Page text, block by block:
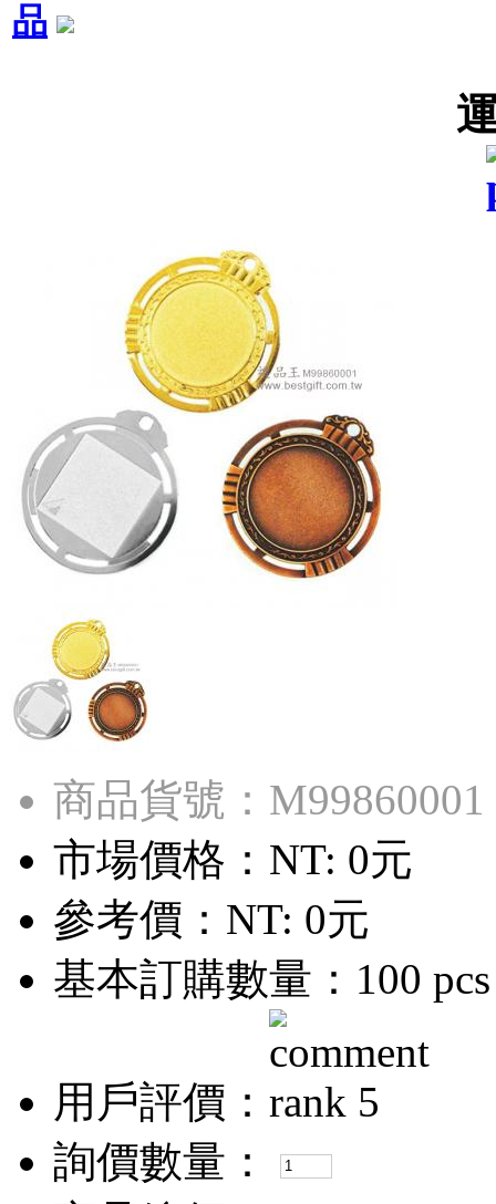
品
商品貨號：M99860001
市場價格： NT: 0元
參考價： NT: 0元
基本訂購數量：100 pcs
用戶評價：
詢價數量：